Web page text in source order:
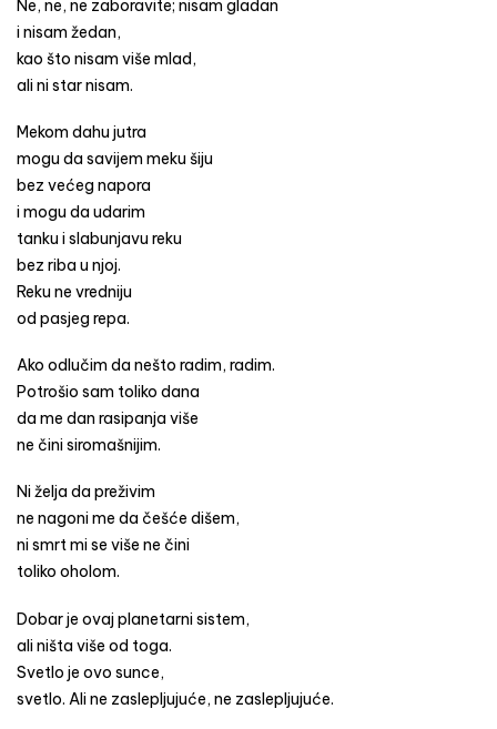
Ne, ne, ne zaboravite; nisam gladan
i nisam žedan,
kao što nisam više mlad,
ali ni star nisam.
Mekom dahu jutra
mogu da savijem meku šiju
bez većeg napora
i mogu da udarim
tanku i slabunjavu reku
bez riba u njoj.
Reku ne vredniju
od pasjeg repa.
Ako odlučim da nešto radim, radim.
Potrošio sam toliko dana
da me dan rasipanja više
ne čini siromašnijim.
Ni želja da preživim
ne nagoni me da češće dišem,
ni smrt mi se više ne čini
toliko oholom.
Dobar je ovaj planetarni sistem,
ali ništa više od toga.
Svetlo je ovo sunce,
svetlo. Ali ne zaslepljujuće, ne zaslepljujuće.